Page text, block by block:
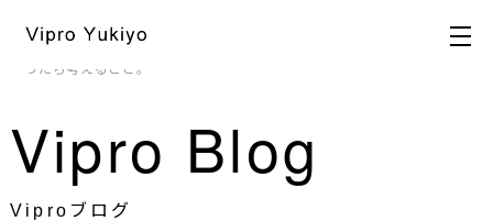
HOME> ブログ >ビジュアル戦略
> Tシャツ似合わなくな
ったら考えること。
Vipro Blog
Viproブログ